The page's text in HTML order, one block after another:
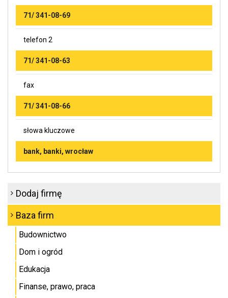
71/ 341-08-69
telefon 2
71/ 341-08-63
fax
71/ 341-08-66
słowa kluczowe
bank, banki, wrocław
Dodaj firmę
Baza firm
Budownictwo
Dom i ogród
Edukacja
Finanse, prawo, praca